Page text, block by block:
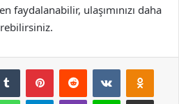
faydalanabilir, ulaşımınızı daha
Tumblr PinterestReddit VKontakte
WhatsAppTelegramViber Line E-Posta ile